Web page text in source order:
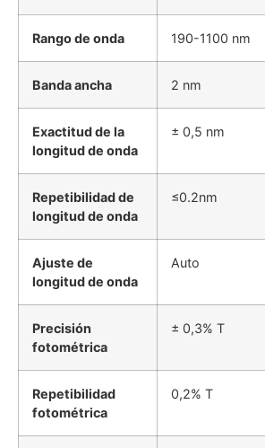
Rango de onda 190-1100 nm
Banda ancha 2 nm
Exactitud de la
longitud de onda
± 0,5 nm
Repetibilidad de
longitud de onda
≤0.2nm
Ajuste de
longitud de onda
Auto
Precisión
fotométrica
± 0,3% T
Repetibilidad
fotométrica
0,2% T